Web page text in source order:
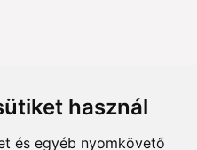
használ
és egyéb nyomkövető